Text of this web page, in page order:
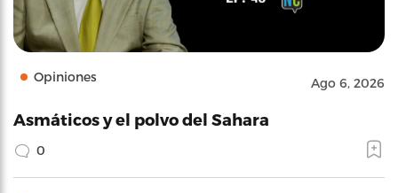
Opiniones Ago 6, 2026
Asmáticos y el polvo del Sahara
0